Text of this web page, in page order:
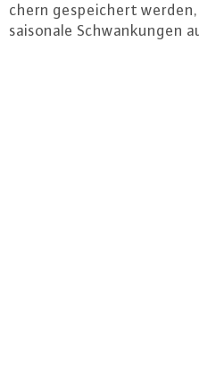
chern ge­spei­chert
saisonale Schwan­kun­gen